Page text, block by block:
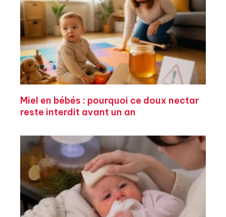
Miel en bébés : pourquoi ce doux nectar
reste interdit avant un an